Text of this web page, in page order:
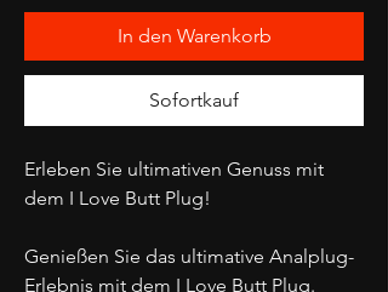
In den Warenkorb
Sofortkauf
Erleben Sie ultimativen Genuss mit
dem I Love Butt Plug!
Genießen Sie das ultimative Analplug-
Erlebnis mit dem I Love Butt Plug.